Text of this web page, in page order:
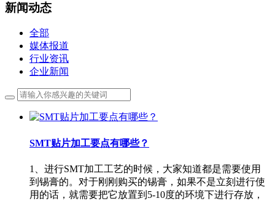
新闻动态
全部
媒体报道
行业资讯
企业新闻
SMT贴片加工要点有哪些？
1、进行SMT加工工艺的时候，大家知道都是需要使用
到锡膏的。对于刚刚购买的锡膏，如果不是立刻进行使
用的话，就需要把它放置到5-10度的环境下进行存放，